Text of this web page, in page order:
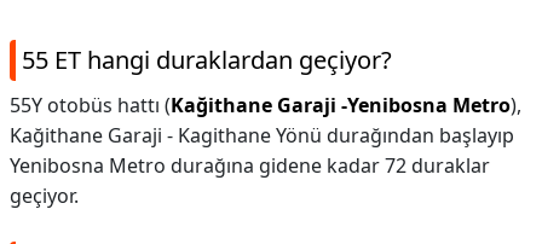
55 ET hangi duraklardan geçiyor?
55Y otobüs hattı (Kağithane Garaji -Yenibosna Metro),
Kağithane Garaji - Kagithane Yönü durağından başlayıp
Yenibosna Metro durağına gidene kadar 72 duraklar
geçiyor.